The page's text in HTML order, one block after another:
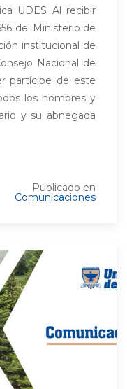
UDES Al recibir
del Ministerio de
institucional de
Nacional de
partícipe de este
los hombres y
y su abnegada
Publicado en
Comunicaciones